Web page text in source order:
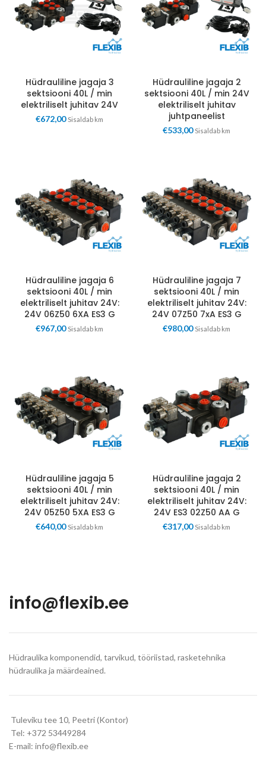
Hüdrauliline jagaja 3
sektsiooni 40L / min
elektriliselt juhitav 24V
€672,00 Sisaldab km
Hüdrauliline jagaja 2
sektsiooni 40L / min 24V
elektriliselt juhitav
juhtpaneelist
€533,00 Sisaldab km
Hüdrauliline jagaja 6
sektsiooni 40L / min
elektriliselt juhitav 24V:
24V 06Z50 6XA ES3 G
€967,00 Sisaldab km
Hüdrauliline jagaja 7
sektsiooni 40L / min
elektriliselt juhitav 24V:
24V 07Z50 7xA ES3 G
€980,00 Sisaldab km
Hüdrauliline jagaja 5
sektsiooni 40L / min
elektriliselt juhitav 24V:
24V 05Z50 5XA ES3 G
€640,00 Sisaldab km
Hüdrauliline jagaja 2
sektsiooni 40L / min
elektriliselt juhitav 24V:
24V ES3 02Z50 AA G
€317,00 Sisaldab km
info@flexib.ee
Hüdraulika komponendid, tarvikud, tööriistad, rasketehnika
hüdraulika ja määrdeained.
Tuleviku tee 10, Peetri (Kontor)
Tel: +372 53449284
E-mail: info@flexib.ee